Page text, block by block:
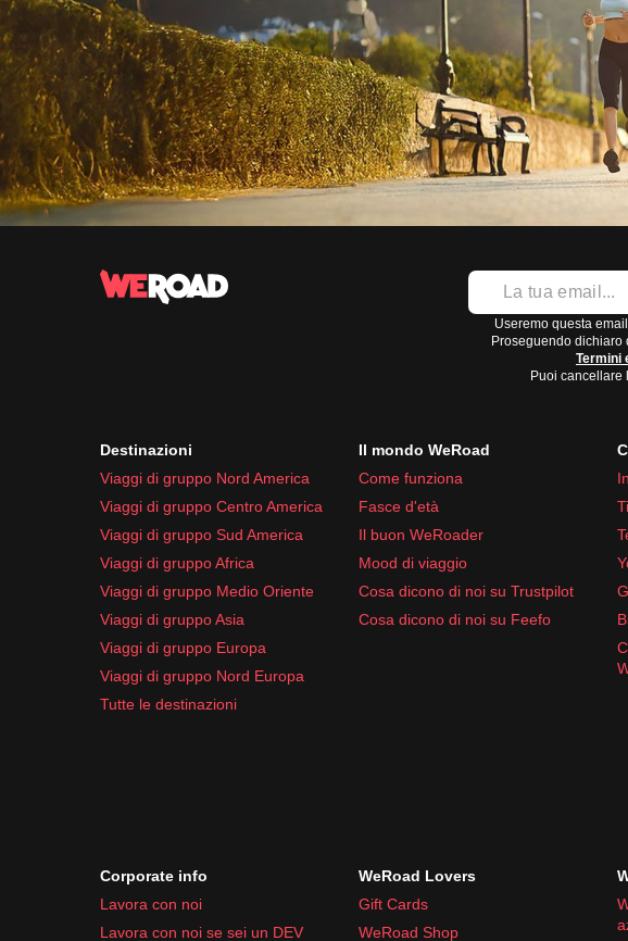
Useremo questa
Proseguendo
Termini
Puoi cancellare
Destinazioni
Viaggi di gruppo Nord America
Viaggi di gruppo Centro America
Viaggi di gruppo Sud America
Viaggi di gruppo Africa
Viaggi di gruppo Medio Oriente
Viaggi di gruppo Asia
Viaggi di gruppo Europa
Viaggi di gruppo Nord Europa
Tutte le destinazioni
Il mondo WeRoad
Come funziona
Fasce d'età
Il buon WeRoader
Mood di viaggio
Cosa dicono di noi su Trustpilot
Cosa dicono di noi su Feefo
Corporate info
Lavora con noi
Lavora con noi se sei un DEV
WeRoad Lovers
Gift Cards
WeRoad Shop